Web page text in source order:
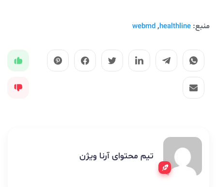
منبع: healthline
,
webmd
تیم محتوای آرنا ویژن